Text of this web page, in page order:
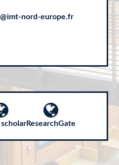
nord-europe.fr
ResearchGate